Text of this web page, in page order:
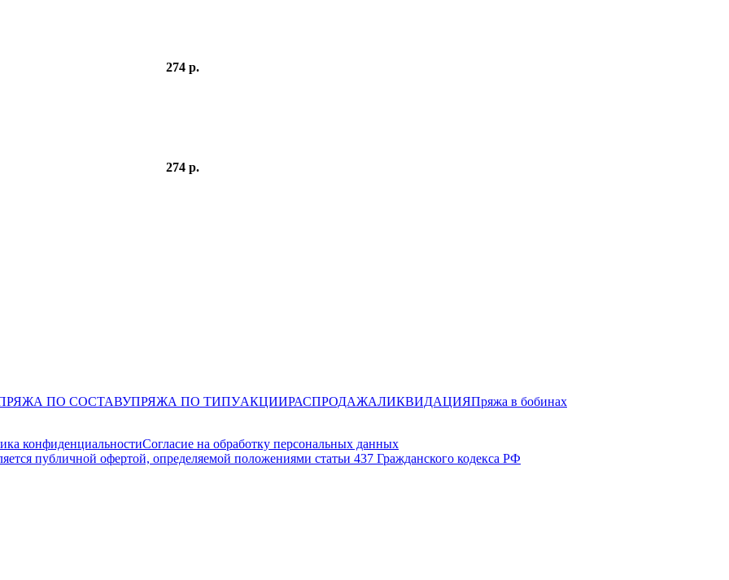
274 р.
274 р.
ПО СОСТАВУПРЯЖА ПО ТИПУАКЦИИРАСПРОДАЖАЛИКВИДАЦИЯПряжа в бобинах
конфиденциальностиСогласие на обработку персональных данных
публичной офертой, определяемой положениями статьи 437 Гражданского кодекса РФ